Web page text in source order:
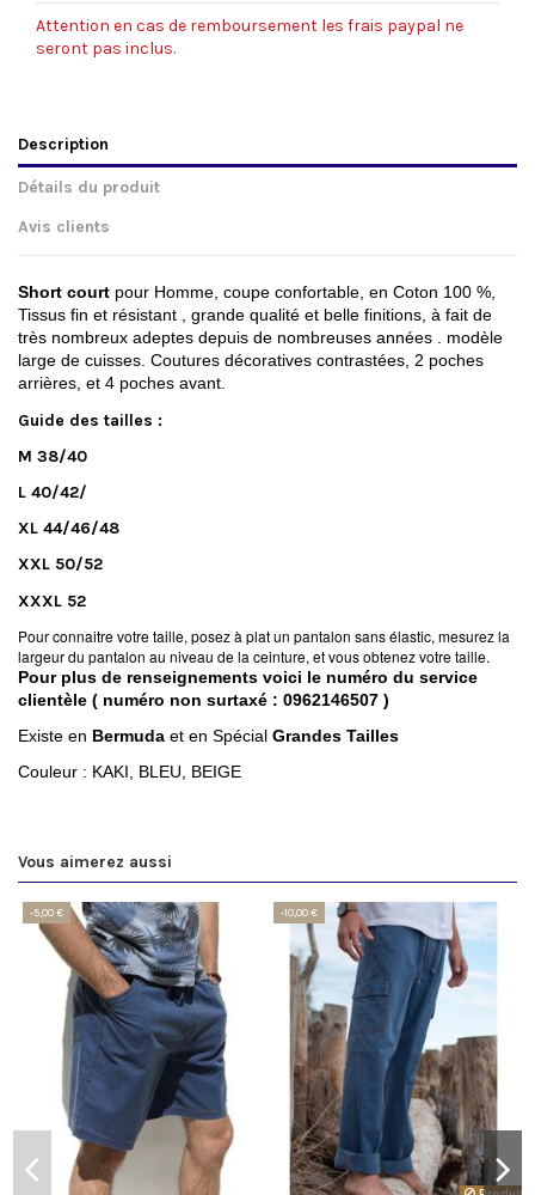
Attention en cas de remboursement les frais paypal ne
seront pas inclus.
Description
Détails du produit
Avis clients
Short court pour Homme, coupe confortable, en Coton 100 %,
Tissus fin et résistant , grande qualité et belle finitions, à fait de
très nombreux adeptes depuis de nombreuses années . modèle
large de cuisses. Coutures décoratives contrastées, 2 poches
arrières, et 4 poches avant.
Guide des tailles :
M 38/40
L 40/42/
XL 44/46/48
XXL 50/52
XXXL 52
Pour connaitre votre taille, posez à plat un pantalon sans élastic, mesurez la
largeur du pantalon au niveau de la ceinture, et vous obtenez votre taille.
Pour plus de renseignements voici le numéro du service
clientèle ( numéro non surtaxé : 0962146507 )
Existe en Bermuda et en Spécial Grandes Tailles
Couleur : KAKI, BLEU, BEIGE
Vous aimerez aussi
-5,00 € -10,00 €